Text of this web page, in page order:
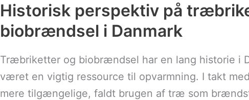
Historisk perspektiv på
biobrændsel i Danmark
Træbriketter og biobrændsel har en lang historie i
været en vigtig ressource til opvarmning. I takt
mere tilgængelige, faldt brugen af træ som